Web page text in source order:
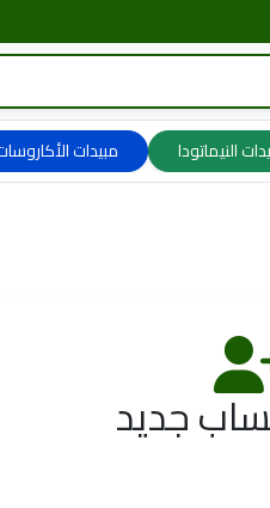
النيماتودا مبيدات الأكاروسات
جديد